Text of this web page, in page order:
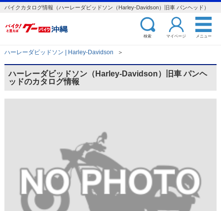
バイクカタログ情報（ハーレーダビッドソン（Harley-Davidson）旧車 パンヘッド）
検索 マイページ メニュー
ハーレーダビッドソン | Harley-Davidson ＞
ハーレーダビッドソン（Harley-Davidson）旧車 パンヘ
ッドのカタログ情報